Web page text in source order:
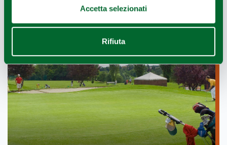
Accetta selezionati
Rifiuta